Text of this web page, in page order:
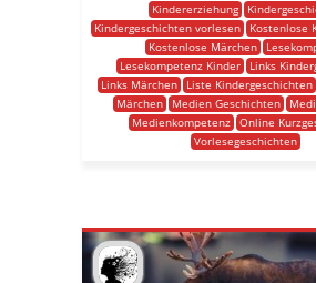
Kindererziehung
Kindergeschichten vorlesen
Kostenlose
Kostenlose Märchen
Lesekompetenz Kinder
Links
Links Märchen
Liste Kindergeschichten
Märchen
Medien Geschichten
Medienkompetenz Online
Vorlesegeschichten